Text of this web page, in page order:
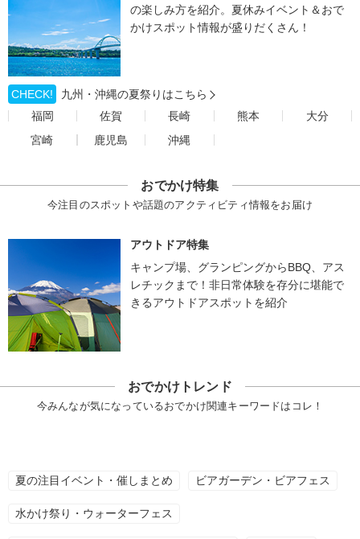
の楽しみ方を紹介。夏休みイベント＆おで
かけスポット情報が盛りだくさん！
CHECK!
九州・沖縄の夏祭りはこちら
福岡
佐賀 長崎 熊本
大分
宮崎
鹿児島 沖縄
おでかけ特集
今注目のスポットや話題のアクティビティ情報をお届け
アウトドア特集
キャンプ場、グランピングからBBQ、アス
レチックまで！非日常体験を存分に堪能で
きるアウトドアスポットを紹介
おでかけトレンド
今みんなが気になっているおでかけ関連キーワードはコレ！
夏の注目イベント・催しまとめ ビアガーデン・ビアフェス
水かけ祭り・ウォーターフェス